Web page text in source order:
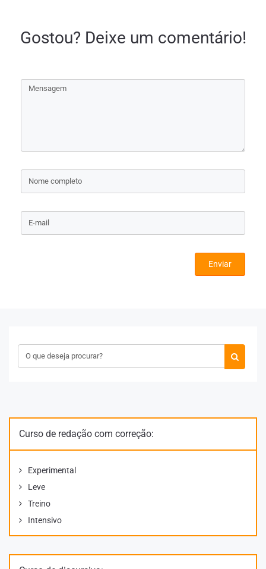
Gostou? Deixe um comentário!
Enviar
Curso de redação com correção:
Experimental
Leve
Treino
Intensivo